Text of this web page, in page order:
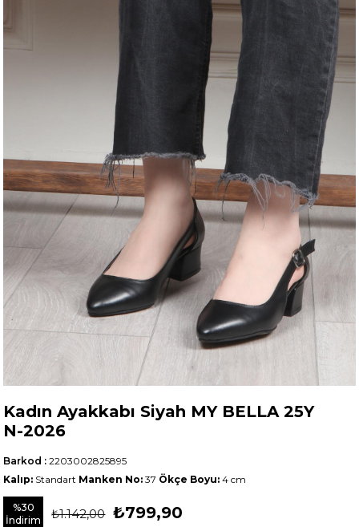
Kadın Ayakkabı Siyah MY BELLA 25Y
N-2026
Barkod : 2203002825895
Kalıp: Standart Manken No: 37 Ökçe Boyu:4 cm
%30
İndirim
₺1.142,00 ₺799,90